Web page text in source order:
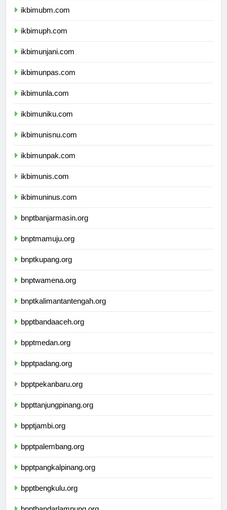
ikbimubm.com
ikbimuph.com
ikbimunjani.com
ikbimunpas.com
ikbimunla.com
ikbimuniku.com
ikbimunisnu.com
ikbimunpak.com
ikbimunis.com
ikbimuninus.com
bnptbanjarmasin.org
bnptmamuju.org
bnptkupang.org
bnptwamena.org
bnptkalimantantengah.org
bpptbandaaceh.org
bpptmedan.org
bpptpadang.org
bpptpekanbaru.org
bppttanjungpinang.org
bpptjambi.org
bpptpalembang.org
bpptpangkalpinang.org
bpptbengkulu.org